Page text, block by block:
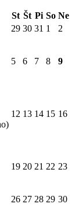
St Št Pi So Ne
29 30 31 1
2
5 6 7 8 9
12 13 14 15 16
19 20 21 22 23
26 27 28 29 30